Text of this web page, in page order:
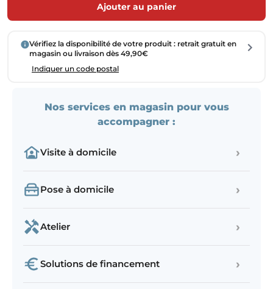
Ajouter au panier
Vérifiez la disponibilité de votre produit : retrait gratuit en
magasin ou livraison dès 49,90€
Indiquer un code postal
Nos services en magasin pour vous
accompagner :
Visite à domicile ›
Pose à domicile ›
Atelier ›
Solutions de financement ›